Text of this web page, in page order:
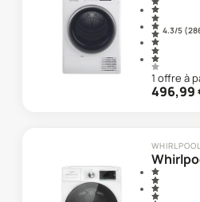
4.3/5 (
1 offre à
496,99
WHIRLPOOL